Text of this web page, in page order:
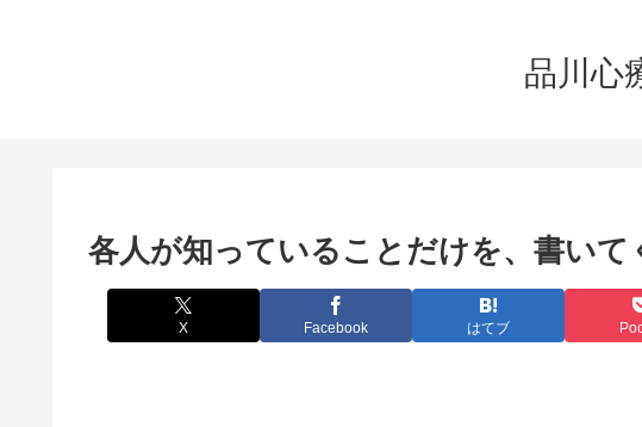
品川心
各人が知っていることだけを、書いて
X Facebook はてブ